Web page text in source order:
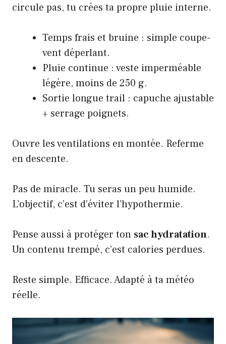
circule pas, tu crées ta propre pluie interne.
Temps frais et bruine : simple coupe-
vent déperlant.
Pluie continue : veste imperméable
légère, moins de 250 g.
Sortie longue trail : capuche ajustable
+ serrage poignets.
Ouvre les ventilations en montée. Referme
en descente.
Pas de miracle. Tu seras un peu humide.
L’objectif, c’est d’éviter l’hypothermie.
Pense aussi à protéger ton sac hydratation.
Un contenu trempé, c’est calories perdues.
Reste simple. Efficace. Adapté à ta météo
réelle.